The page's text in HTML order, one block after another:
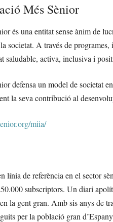
Més Sènior
és una entitat sense ànim de
societat. A través de
saludable, activa, inclusiva i
defensa un model de societat
la seva contribució al
miia/
línia de referència en el sector
subscriptors. Un diari
la gent gran. Amb sis anys de
per la població gran